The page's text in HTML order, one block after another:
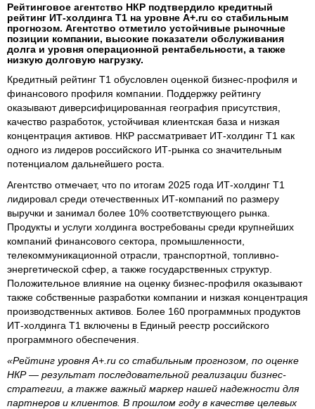
Рейтинговое агентство НКР подтвердило кредитный
рейтинг ИТ-холдинга Т1 на уровне A+.ru со стабильным
прогнозом. Агентство отметило устойчивые рыночные
позиции компании, высокие показатели обслуживания
долга и уровня операционной рентабельности, а также
низкую долговую нагрузку.
Кредитный рейтинг Т1 обусловлен оценкой бизнес-профиля и
финансового профиля компании. Поддержку рейтингу
оказывают диверсифицированная география присутствия,
качество разработок, устойчивая клиентская база и низкая
концентрация активов. НКР рассматривает ИТ-холдинг Т1 как
одного из лидеров российского ИТ-рынка со значительным
потенциалом дальнейшего роста.
Агентство отмечает, что по итогам 2025 года ИТ-холдинг Т1
лидировал среди отечественных ИТ-компаний по размеру
выручки и занимал более 10% соответствующего рынка.
Продукты и услуги холдинга востребованы среди крупнейших
компаний финансового сектора, промышленности,
телекоммуникационной отрасли, транспортной, топливно-
энергетической сфер, а также государственных структур.
Положительное влияние на оценку бизнес-профиля оказывают
также собственные разработки компании и низкая концентрация
производственных активов. Более 160 программных продуктов
ИТ-холдинга Т1 включены в Единый реестр российского
программного обеспечения.
«Рейтинг уровня A+.ru со стабильным прогнозом, по оценке
НКР — результат последовательной реализации бизнес-
стратегии, а также важный маркер нашей надежности для
партнеров и клиентов. В прошлом году в качестве целевых